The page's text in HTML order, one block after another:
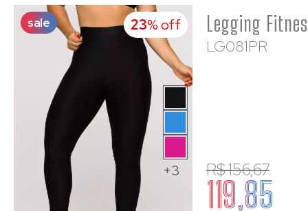
sale 23% off
+3
LG081PR
R$ 156,67
119,85